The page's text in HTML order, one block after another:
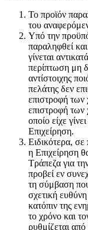
Το προϊόν
του
Υπό την
παραληφθεί
γίνεται
περίπτωση μη
αντίστοιχης
πελάτης δεν
επιστροφή των
επιστροφή των
οποίο είχε
Επιχείρηση.
Ειδικότερα,
η Επιχείρηση
Τράπεζα για
προβεί εν
τη σύμβαση που
σχετική
κατόπιν της
το χρόνο και
ρυθμίζεται